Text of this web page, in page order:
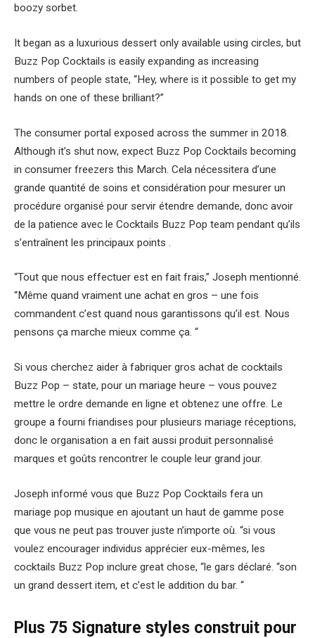
boozy sorbet.
It began as a luxurious dessert only available using circles, but
Buzz Pop Cocktails is easily expanding as increasing
numbers of people state, “Hey, where is it possible to get my
hands on one of these brilliant?”
The consumer portal exposed across the summer in 2018.
Although it’s shut now, expect Buzz Pop Cocktails becoming
in consumer freezers this March. Cela nécessitera d’une
grande quantité de soins et considération pour mesurer un
procédure organisé pour servir étendre demande, donc avoir
de la patience avec le Cocktails Buzz Pop team pendant qu’ils
s’entraînent les principaux points .
“Tout que nous effectuer est en fait frais,” Joseph mentionné.
“Même quand vraiment une achat en gros – une fois
commandent c’est quand nous garantissons qu’il est. Nous
pensons ça marche mieux comme ça. “
Si vous cherchez aider à fabriquer gros achat de cocktails
Buzz Pop – state, pour un mariage heure – vous pouvez
mettre le ordre demande en ligne et obtenez une offre. Le
groupe a fourni friandises pour plusieurs mariage réceptions,
donc le organisation a en fait aussi produit personnalisé
marques et goûts rencontrer le couple leur grand jour.
Joseph informé vous que Buzz Pop Cocktails fera un
mariage pop musique en ajoutant un haut de gamme pose
que vous ne peut pas trouver juste n’importe où. “si vous
voulez encourager individus apprécier eux-mêmes, les
cocktails Buzz Pop inclure great chose, “le gars déclaré. “son
un grand dessert item, et c’est le addition du bar. “
Plus 75 Signature styles construit pour